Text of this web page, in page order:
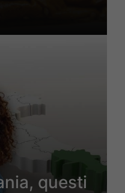
questi